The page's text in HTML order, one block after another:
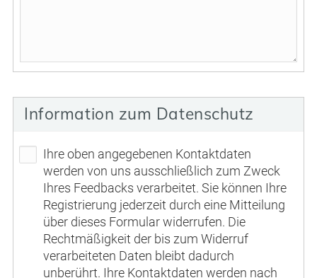
Information zum Datenschutz
Ihre oben angegebenen Kontaktdaten
werden von uns ausschließlich zum Zweck
Ihres Feedbacks verarbeitet. Sie können Ihre
Registrierung jederzeit durch eine Mitteilung
über dieses Formular widerrufen. Die
Rechtmäßigkeit der bis zum Widerruf
verarbeiteten Daten bleibt dadurch
unberührt. Ihre Kontaktdaten werden nach